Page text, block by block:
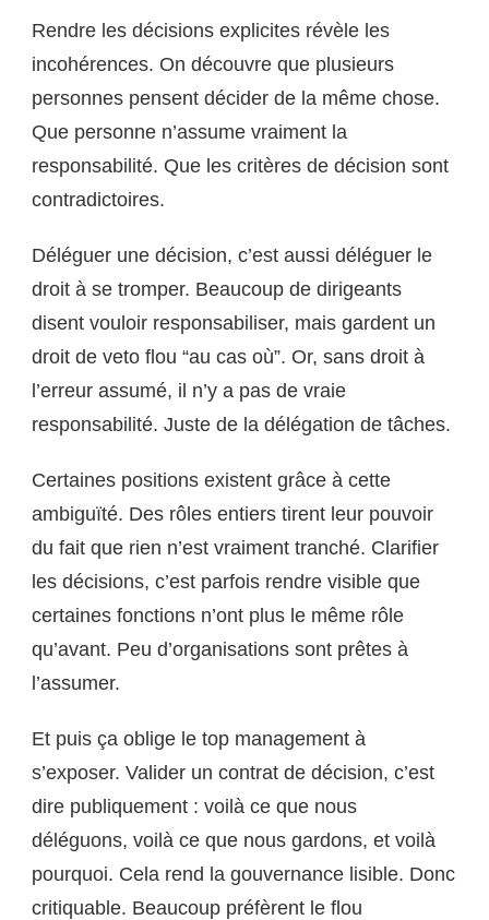
Rendre les décisions explicites révèle les
incohérences. On découvre que plusieurs
personnes pensent décider de la même chose.
Que personne n’assume vraiment la
responsabilité. Que les critères de décision sont
contradictoires.
Déléguer une décision, c’est aussi déléguer le
droit à se tromper. Beaucoup de dirigeants
disent vouloir responsabiliser, mais gardent un
droit de veto flou “au cas où”. Or, sans droit à
l’erreur assumé, il n’y a pas de vraie
responsabilité. Juste de la délégation de tâches.
Certaines positions existent grâce à cette
ambiguïté. Des rôles entiers tirent leur pouvoir
du fait que rien n’est vraiment tranché. Clarifier
les décisions, c’est parfois rendre visible que
certaines fonctions n’ont plus le même rôle
qu’avant. Peu d’organisations sont prêtes à
l’assumer.
Et puis ça oblige le top management à
s’exposer. Valider un contrat de décision, c’est
dire publiquement : voilà ce que nous
déléguons, voilà ce que nous gardons, et voilà
pourquoi. Cela rend la gouvernance lisible. Donc
critiquable. Beaucoup préfèrent le flou